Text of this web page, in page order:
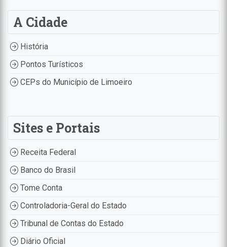
A Cidade
História
Pontos Turísticos
CEPs do Município de Limoeiro
Sites e Portais
Receita Federal
Banco do Brasil
Tome Conta
Controladoria-Geral do Estado
Tribunal de Contas do Estado
Diário Oficial